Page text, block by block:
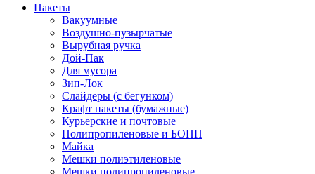
Пакеты
Вакуумные
Воздушно-пузырчатые
Вырубная ручка
Дой-Пак
Для мусора
Зип-Лок
Слайдеры (с бегунком)
Крафт пакеты (бумажные)
Курьерские и почтовые
Полипропиленовые и БОПП
Майка
Мешки полиэтиленовые
Мешки полипропиленовые